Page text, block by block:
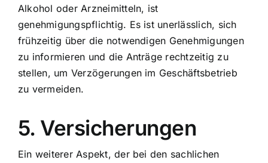
Alkohol oder Arzneimitteln, ist
genehmigungspflichtig. Es ist unerlässlich, sich
frühzeitig über die notwendigen Genehmigungen
zu informieren und die Anträge rechtzeitig zu
stellen, um Verzögerungen im Geschäftsbetrieb
zu vermeiden.
5. Versicherungen
Ein weiterer Aspekt, der bei den sachlichen